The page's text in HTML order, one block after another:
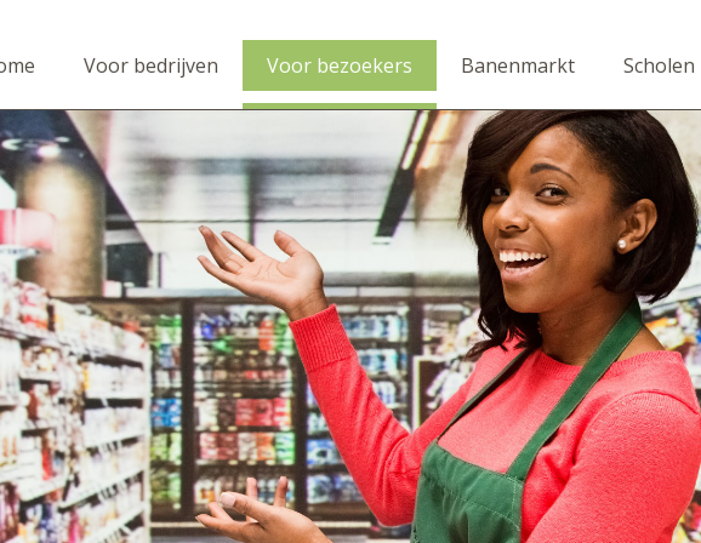
Voor bedrijven Voor bezoekers Banenmarkt Scholen